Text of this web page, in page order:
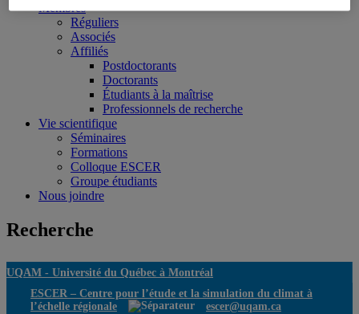
Membres
Réguliers
Associés
Affiliés
Postdoctorants
Doctorants
Étudiants à la maîtrise
Professionnels de recherche
Vie scientifique
Séminaires
Formations
Colloque ESCER
Groupe étudiants
Nous joindre
Recherche
UQAM - Université du Québec à Montréal
ESCER – Centre pour l’étude et la simulation du climat à
l’échelle régionale
escer@uqam.ca